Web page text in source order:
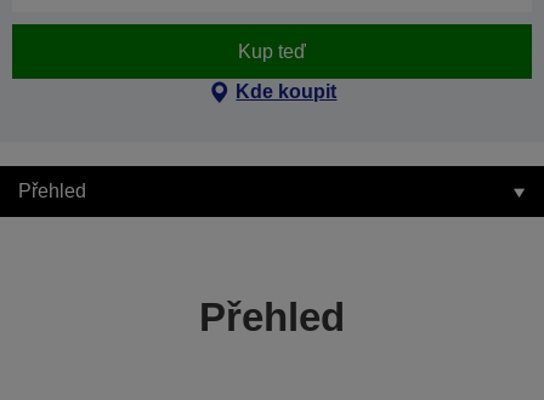
Kup teď
Kde koupit
Přehled
Přehled